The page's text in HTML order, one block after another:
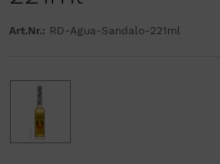
Art.Nr.: RD-Agua-Sandalo-221ml